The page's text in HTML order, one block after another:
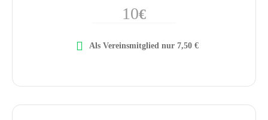
10€
Als Vereinsmitglied nur 7,50 €